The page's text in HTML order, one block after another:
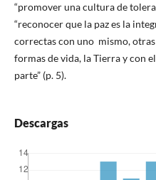
“promover una cultura de
“reconocer que la paz es la
correctas con uno mismo,
formas de vida, la Tierra y con
parte” (p. 5).
Descargas